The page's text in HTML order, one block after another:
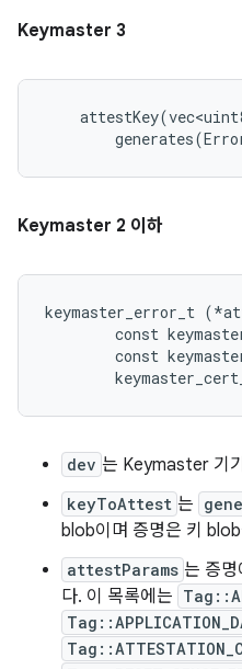
Keymaster 3
Keymaster 2 이하
keymaster_error_t
const
const
dev 는 Keymaster 기
keyToAttest 는
blob이며 증명은 키
attestParams 는 증명
다. 이 목록에는